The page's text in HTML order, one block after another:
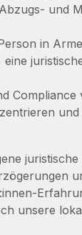
und
in
eine
unsere